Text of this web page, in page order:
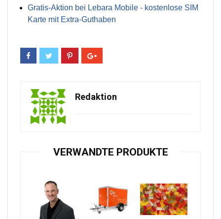
Gratis-Aktion bei Lebara Mobile - kostenlose SIM
Karte mit Extra-Guthaben
Redaktion
VERWANDTE PRODUKTE